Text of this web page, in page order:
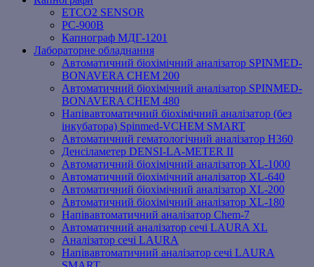
ETCO2 SENSOR
PC‐900B
Капнограф МДГ-1201
Лабораторне обладнання
Автоматичний біохімічний аналізатор SPINMED-
BONAVERA CHEM 200
Автоматичний біохімічний аналізатор SPINMED-
BONAVERA CHEM 480
Напівавтоматичний біохімічний аналізатор (без
інкубатора) Spinmed-VCHEM SMART
Автоматичний гематологічний аналізатор Н360
Денсіламетер DENSI-LA-METER ІІ
Автоматичний біохімічний аналізатор XL-1000
Автоматичний біохімічний аналізатор XL-640
Автоматичний біохімічний аналізатор XL-200
Автоматичний біохімічний аналізатор XL-180
Напівавтоматичний аналізатор Chem-7
Автоматичний аналізатор сечі LAURA XL
Аналізатор сечі LAURA
Напівавтоматичний аналізатор сечі LAURA